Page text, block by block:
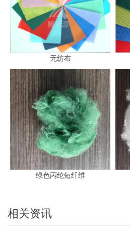
无纺布
绿色丙纶短纤维
相关资讯